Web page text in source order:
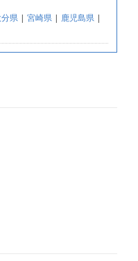
県 | 宮崎県 | 鹿児島県 |